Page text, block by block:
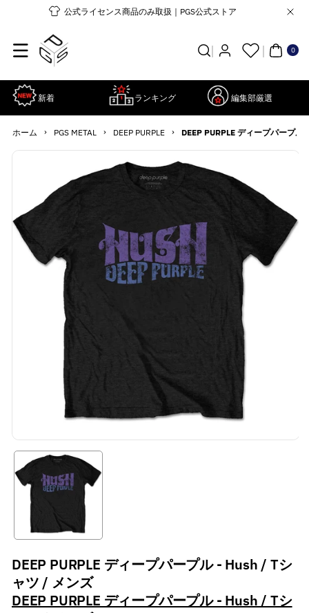
コンテンツ
公式ライセンス商品のみ取扱｜PGS公式ストア
0
ア
イ
新着 ランキング 編集部厳選
ホーム › PGS METAL › DEEP PURPLE › DEEP PURPLE ディープパープ
商品情報に
DEEP PURPLE ディープパープル - Hush / Tシ
ャツ / メンズ
DEEP PURPLE ディープパープル - Hush / Tシ
詳
る